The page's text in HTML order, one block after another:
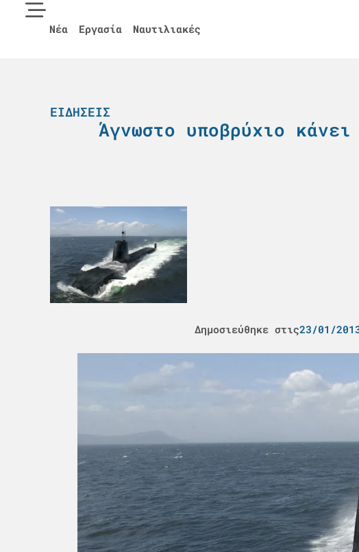
Νέα Εργασία Ναυτιλιακές
ΕΙΔΉΣΕΙΣ
Άγνωστο υποβρύχιο
Δημοσιεύθηκε στις23/01/